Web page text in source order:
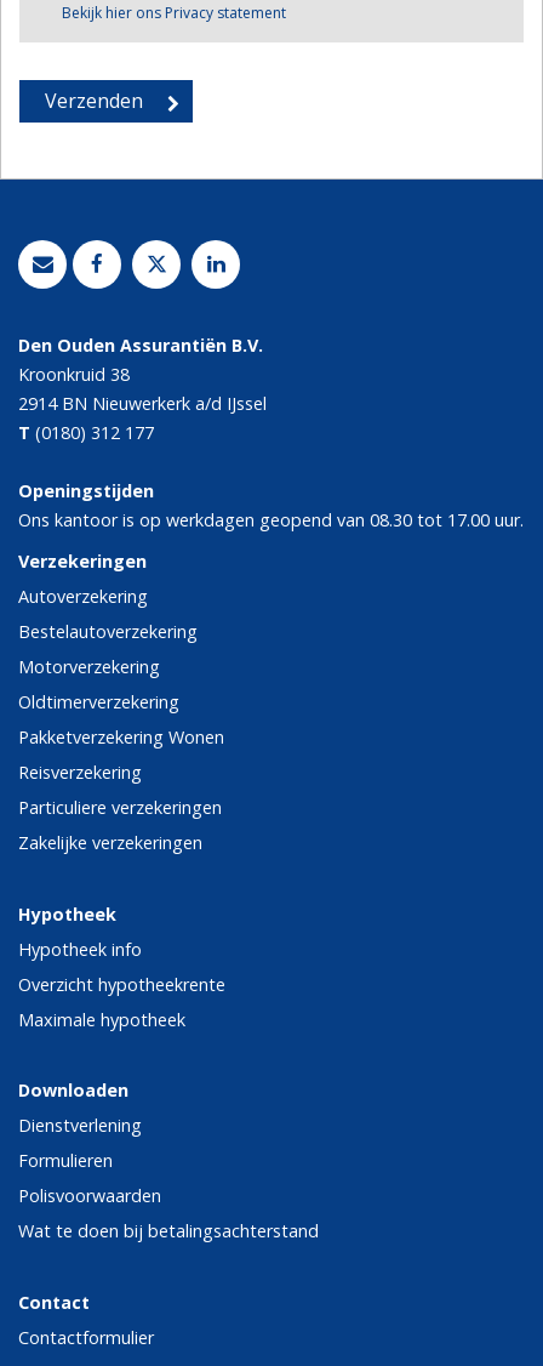
Bekijk hier ons Privacy statement
Den Ouden Assurantiën B.V.
Kroonkruid 38
2914 BN Nieuwerkerk a/d IJssel
T (0180) 312 177
Openingstijden
Ons kantoor is op werkdagen geopend van 08.30 tot 17.00 uur.
Verzekeringen
Autoverzekering
Bestelautoverzekering
Motorverzekering
Oldtimerverzekering
Pakketverzekering Wonen
Reisverzekering
Particuliere verzekeringen
Zakelijke verzekeringen
Hypotheek
Hypotheek info
Overzicht hypotheekrente
Maximale hypotheek
Downloaden
Dienstverlening
Formulieren
Polisvoorwaarden
Wat te doen bij betalingsachterstand
Contact
Contactformulier